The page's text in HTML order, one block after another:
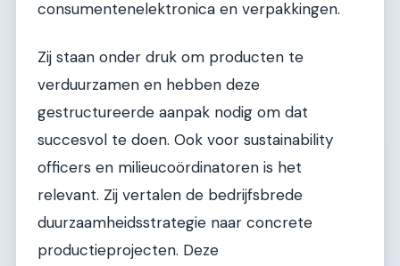
consumentenelektronica en verpakkingen.
Zij staan onder druk om producten te
verduurzamen en hebben deze
gestructureerde aanpak nodig om dat
succesvol te doen. Ook voor sustainability
officers en milieucoördinatoren is het
relevant. Zij vertalen de bedrijfsbrede
duurzaamheidsstrategie naar concrete
productieprojecten. Deze